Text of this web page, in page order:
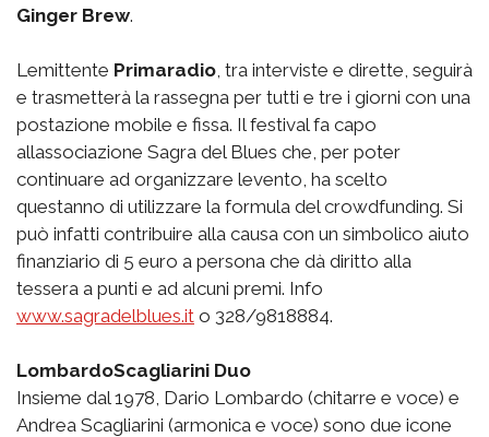
Ginger Brew.
Lemittente Primaradio , tra interviste e dirette, seguirà
e trasmetterà la rassegna per tutti e tre i giorni con una
postazione mobile e fissa. Il festival fa capo
allassociazione Sagra del Blues che, per poter
continuare ad organizzare levento, ha scelto
questanno di utilizzare la formula del crowdfunding. Si
può infatti contribuire alla causa con un simbolico aiuto
finanziario di 5 euro a persona che dà diritto alla
tessera a punti e ad alcuni premi. Info
www.sagradelblues.it o 328/9818884.
LombardoScagliarini Duo
Insieme dal 1978, Dario Lombardo (chitarre e voce) e
Andrea Scagliarini (armonica e voce) sono due icone